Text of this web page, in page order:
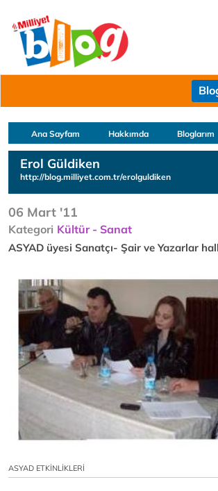
Ana Sayfam Hakkımda Bloglarım
Erol Güldiken
http://blog.milliyet.com.tr/erolguldiken
06 Mart '11
Kategori Kültür - Sanat
ASYAD üyesi Sanatçı- Şair ve Yazarlar
ASYAD ETKİNLİKLERİ